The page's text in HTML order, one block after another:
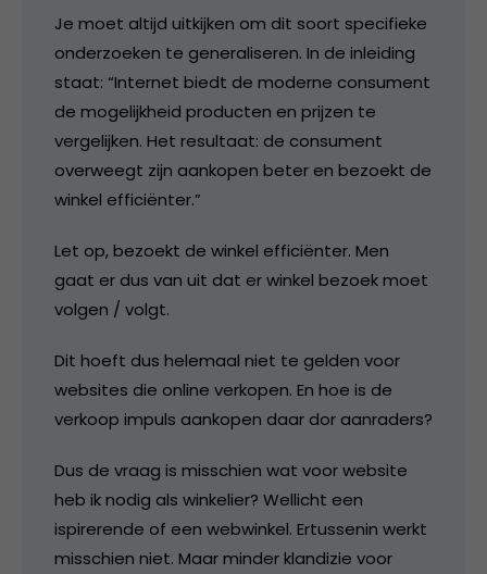
Je moet altijd uitkijken om dit soort specifieke
onderzoeken te generaliseren. In de inleiding
staat: “Internet biedt de moderne consument
de mogelijkheid producten en prijzen te
vergelijken. Het resultaat: de consument
overweegt zijn aankopen beter en bezoekt de
winkel efficiënter.”
Let op, bezoekt de winkel efficiënter. Men
gaat er dus van uit dat er winkel bezoek moet
volgen / volgt.
Dit hoeft dus helemaal niet te gelden voor
websites die online verkopen. En hoe is de
verkoop impuls aankopen daar dor aanraders?
Dus de vraag is misschien wat voor website
heb ik nodig als winkelier? Wellicht een
ispirerende of een webwinkel. Ertussenin werkt
misschien niet. Maar minder klandizie voor